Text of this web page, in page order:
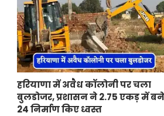
हरियाणा में अवैध कॉलोनी पर चला
बुलडोजर, प्रशासन ने 2.75 एकड़ में बने
24 निर्माण किए ध्वस्त